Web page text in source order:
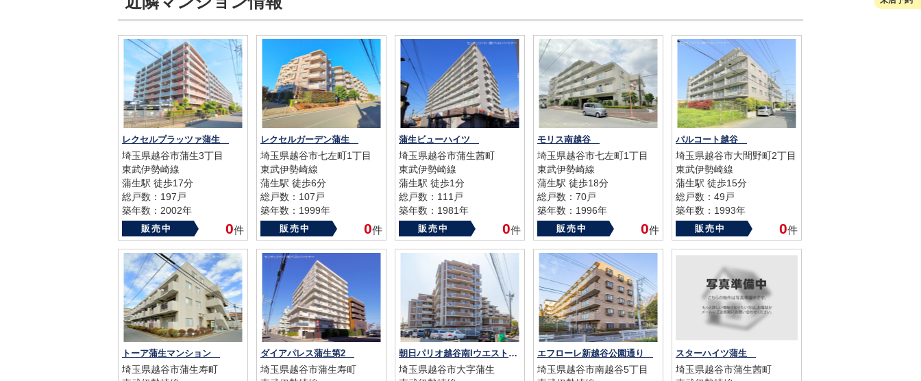
レクセルプラッツァ蒲生
埼玉県越谷市蒲生3丁目
東武伊勢崎線
蒲生駅 徒歩17分
総戸数：197戸
築年数：2002年
販売中 0件
レクセルガーデン蒲生
埼玉県越谷市七左町1丁目
東武伊勢崎線
蒲生駅 徒歩6分
総戸数：107戸
築年数：1999年
販売中 0件
蒲生ビューハイツ
埼玉県越谷市蒲生茜町
東武伊勢崎線
蒲生駅 徒歩1分
総戸数：111戸
築年数：1981年
販売中 0件
モリス南越谷
埼玉県越谷市七左町1丁目
東武伊勢崎線
蒲生駅 徒歩18分
総戸数：70戸
築年数：1996年
販売中 0件
パルコート越谷
埼玉県越谷市大間野町2丁目
東武伊勢崎線
蒲生駅 徒歩15分
総戸数：49戸
築年数：1993年
販売中 0件
トーア蒲生マンション
埼玉県越谷市蒲生寿町
ダイアパレス蒲生第2
埼玉県越谷市蒲生寿町
朝日パリオ越谷南Iウエストサイド
埼玉県越谷市大字蒲生
エフローレ新越谷公園通り
埼玉県越谷市南越谷5丁目
スターハイツ蒲生
埼玉県越谷市蒲生茜町